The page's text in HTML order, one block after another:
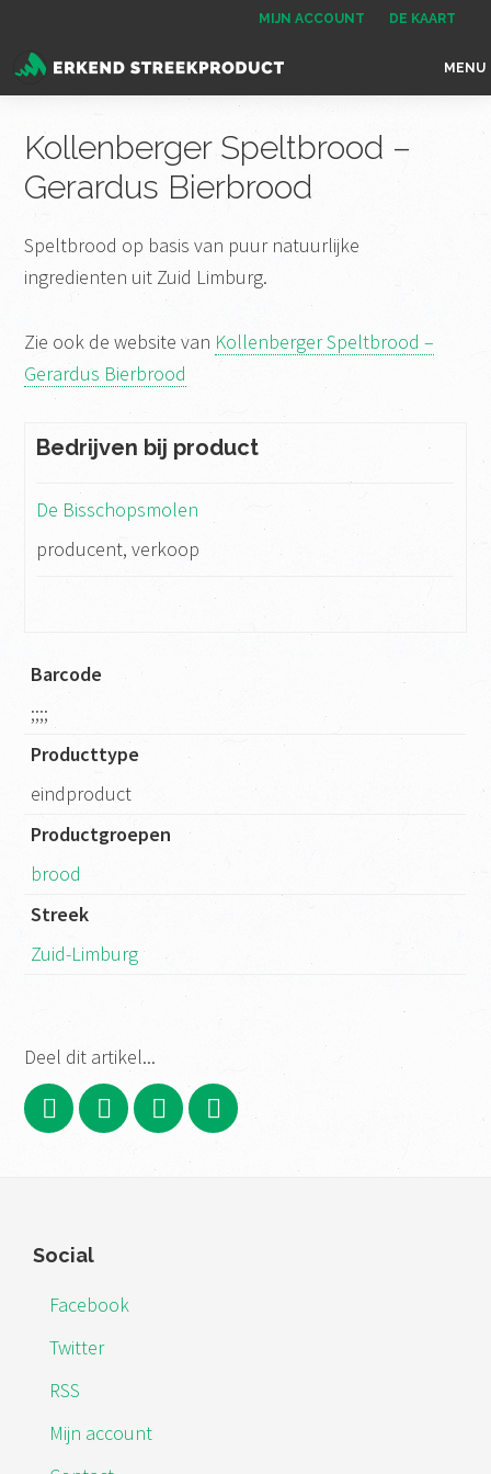
naar
de
naar
de
inhoud
naar
de
MIJN ACCOUNT DE KAART
Erkend
het
enige
onafhankelijke
landelijke
voor
streekproducten
MENU
Kollenberger Speltbrood –
Gerardus Bierbrood
Speltbrood op basis van puur natuurlijke
ingredienten uit Zuid Limburg.
Zie ook de website van Kollenberger Speltbrood –
Gerardus Bierbrood
Bedrijven bij product
De Bisschopsmolen
producent, verkoop
Barcode
;;;;
Producttype
eindproduct
Productgroepen
brood
Streek
Zuid-Limburg
Deel dit artikel...
Footer
Social
Facebook
Twitter
RSS
Mijn account